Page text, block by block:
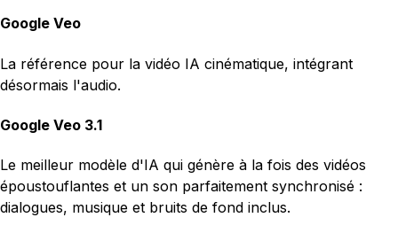
Google Veo
La référence pour la vidéo IA cinématique, intégrant
désormais l'audio.
Google Veo 3.1
Le meilleur modèle d'IA qui génère à la fois des vidéos
époustouflantes et un son parfaitement synchronisé :
dialogues, musique et bruits de fond inclus.